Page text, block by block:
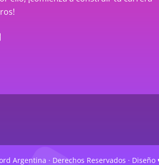
Argentina · Derechos Reservados ·